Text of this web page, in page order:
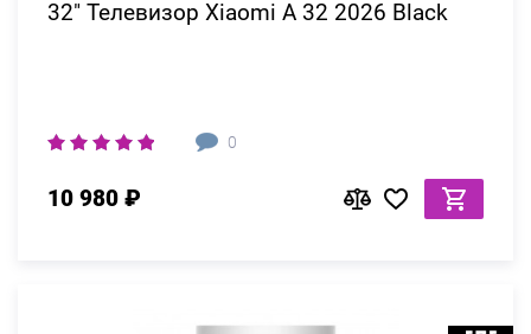
32" Телевизор Xiaomi A 32 2026 Black
0
10 980 ₽